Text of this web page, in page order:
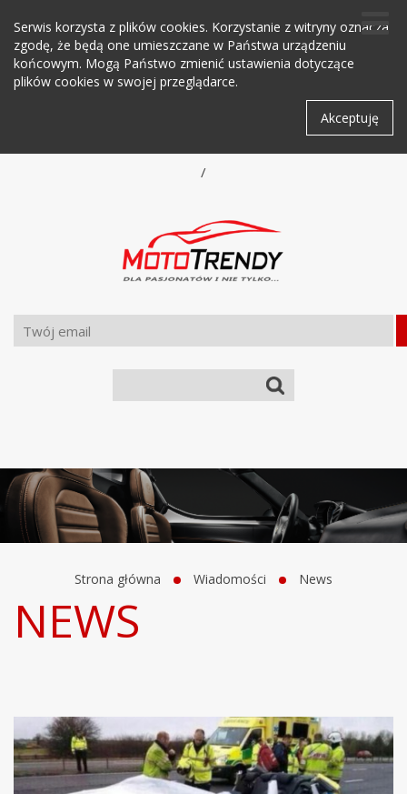
Serwis korzysta z plików cookies. Korzystanie z witryny oznacza
zgodę, że będą one umieszczane w Państwa urządzeniu
końcowym. Mogą Państwo zmienić ustawienia dotyczące
plików cookies w swojej przeglądarce.
Akceptuję
/
Strona główna Wiadomości News
NEWS